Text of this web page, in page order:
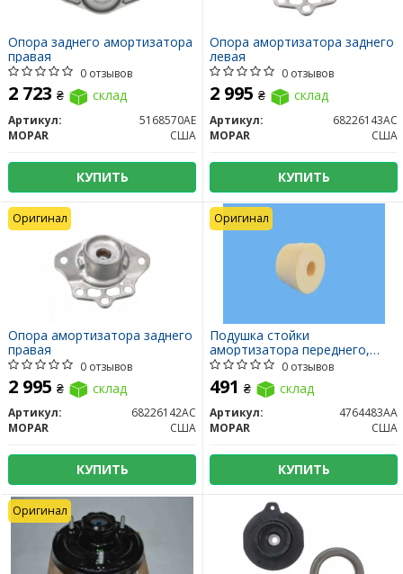
Опора заднего амортизатора
правая
0 отзывов
2 723 ₴ склад
Артикул:
5168570AE
MOPAR
США
КУПИТЬ
Опора амортизатора заднего
левая
0 отзывов
2 995 ₴ склад
Артикул:
68226143AC
MOPAR
США
КУПИТЬ
Опора амортизатора заднего
правая
0 отзывов
2 995 ₴ склад
Артикул:
68226142AC
MOPAR
США
КУПИТЬ
Оригинал
Подушка стойки
амортизатора переднего,
заднего
0 отзывов
491 ₴ склад
Артикул:
4764483AA
MOPAR
США
КУПИТЬ
Оригинал
Оригинал